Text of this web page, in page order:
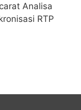
Analisa
RTP